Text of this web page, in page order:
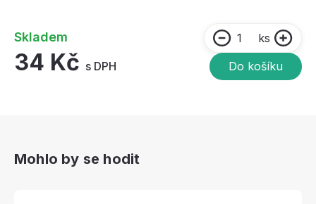
Skladem
34 Kč s DPH
ks
Do košíku
Mohlo by se hodit